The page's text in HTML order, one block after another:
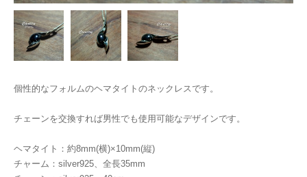
個性的なフォルムのヘマタイトのネックレスです。
チェーンを交換すれば男性でも使用可能なデザインです。
ヘマタイト：約8mm(横)×10mm(縦)
チャーム：silver925、全長35mm